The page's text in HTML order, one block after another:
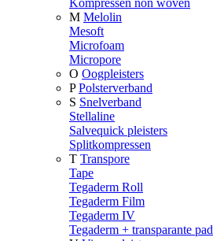
Kompressen non woven
M Melolin
Mesoft
Microfoam
Micropore
O Oogpleisters
P Polsterverband
S Snelverband
Stellaline
Salvequick pleisters
Splitkompressen
T Transpore
Tape
Tegaderm Roll
Tegaderm Film
Tegaderm IV
Tegaderm + transparante pad